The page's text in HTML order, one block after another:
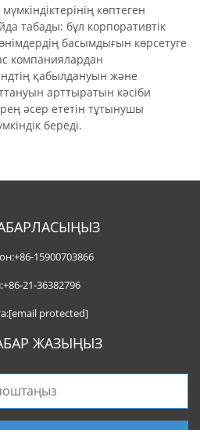
көптеген
табады: бұл корпоративтік
өнімдердің басымдығын көрсетуге
компаниялардан
қабылдануын және
арттыратын кәсіби
әсер ететін тұтынушы
береді.
+86-15900703866
+86-21-36382796
[email protected]
ЖАЗЫҢЫЗ